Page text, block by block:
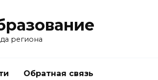
региона
Обратная связь